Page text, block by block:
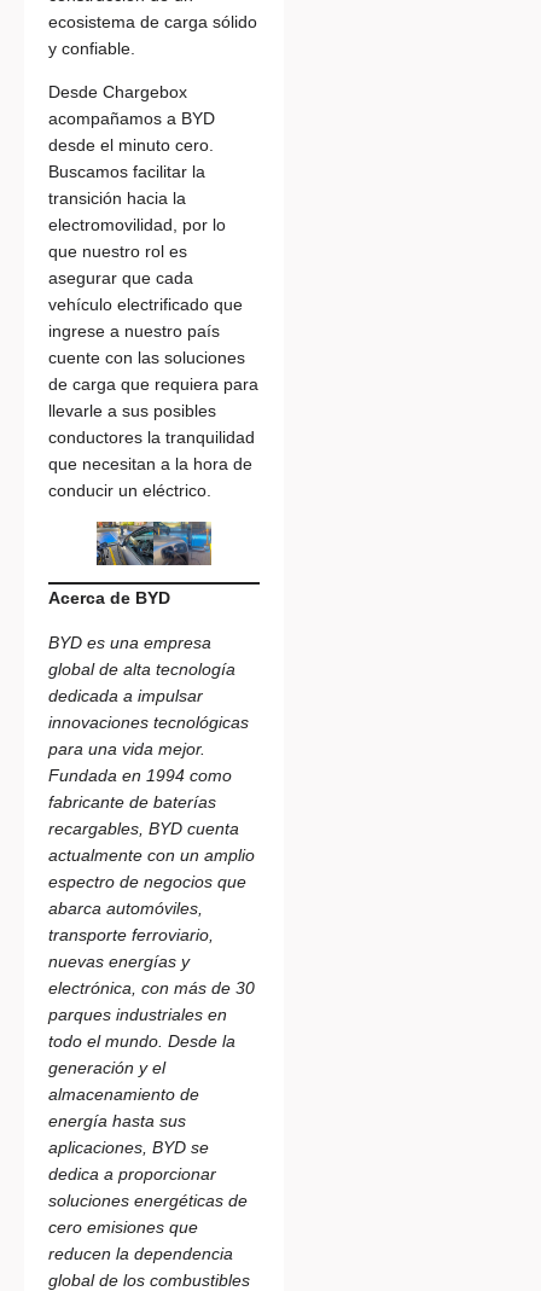
ecosistema de carga sólido
y confiable.
Desde Chargebox
acompañamos a BYD
desde el minuto cero.
Buscamos facilitar la
transición hacia la
electromovilidad, por lo
que nuestro rol es
asegurar que cada
vehículo electrificado que
ingrese a nuestro país
cuente con las soluciones
de carga que requiera para
llevarle a sus posibles
conductores la tranquilidad
que necesitan a la hora de
conducir un eléctrico.
Acerca de BYD
BYD es una empresa
global de alta tecnología
dedicada a impulsar
innovaciones tecnológicas
para una vida mejor.
Fundada en 1994 como
fabricante de baterías
recargables, BYD cuenta
actualmente con un amplio
espectro de negocios que
abarca automóviles,
transporte ferroviario,
nuevas energías y
electrónica, con más de 30
parques industriales en
todo el mundo. Desde la
generación y el
almacenamiento de
energía hasta sus
aplicaciones, BYD se
dedica a proporcionar
soluciones energéticas de
cero emisiones que
reducen la dependencia
global de los combustibles